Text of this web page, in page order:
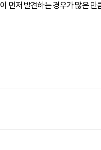
먼저 발견하는 경우가 많은